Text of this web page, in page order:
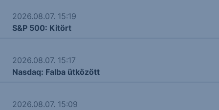
2026.08.07. 15:19
S&P 500: Kitört
2026.08.07. 15:17
Nasdaq: Falba ütközött
2026.08.07. 15:09